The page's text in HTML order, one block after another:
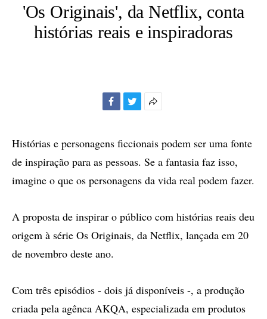
'Os Originais', da Netflix, conta
histórias reais e inspiradoras
compartilhamento
Histórias e personagens ficcionais podem ser uma fonte
de inspiração para as pessoas. Se a fantasia faz isso,
imagine o que os personagens da vida real podem fazer.
A proposta de inspirar o público com histórias reais deu
origem à série Os Originais, da Netflix, lançada em 20
de novembro deste ano.
Com três episódios - dois já disponíveis -, a produção
criada pela agênca AKQA, especializada em produtos